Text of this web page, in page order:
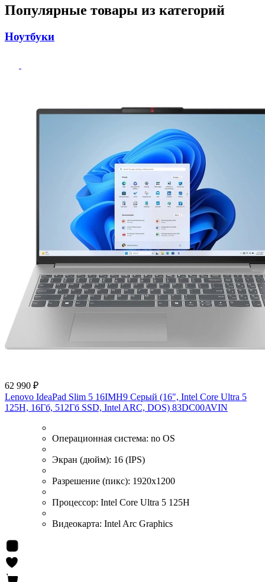
Популярные товары из категорий
Ноутбуки
62 990 ₽
Lenovo IdeaPad Slim 5 16IMH9 Серый (16", Intel Core Ultra 5
125H, 16Гб, 512Гб SSD, Intel ARC, DOS) 83DC00AVIN
Операционная система: no OS
Экран (дюйм): 16 (IPS)
Разрешение (пикс): 1920x1200
Процессор: Intel Core Ultra 5 125H
Видеокарта: Intel Arc Graphics